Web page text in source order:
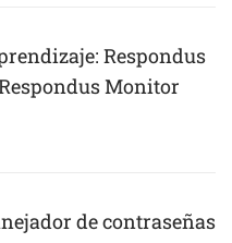
Respondus
Monitor
de contraseñas